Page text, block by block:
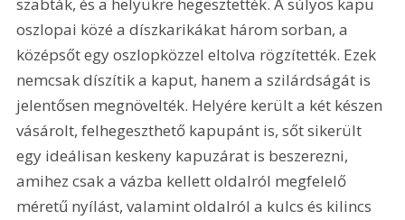
szabták, és a helyükre hegesztették. A súlyos kapu
oszlopai közé a díszkarikákat három sorban, a
középsőt egy oszlopközzel eltolva rögzítették. Ezek
nemcsak díszítik a kaput, hanem a szilárdságát is
jelentősen megnövelték. Helyére került a két készen
vásárolt, felhegeszthető kapupánt is, sőt sikerült
egy ideálisan keskeny kapuzárat is beszerezni,
amihez csak a vázba kellett oldalról megfelelő
méretű nyílást, valamint oldalról a kulcs és kilincs